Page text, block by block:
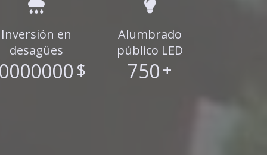
Inversión en
desagües
$
Alumbrado
público LED
750+